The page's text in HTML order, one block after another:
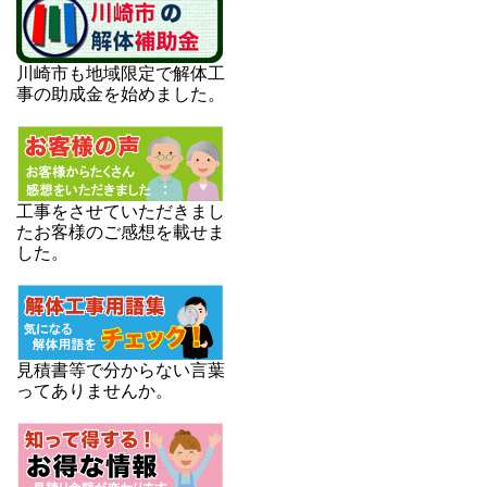
川崎市も地域限定で解体工
事の助成金を始めました。
工事をさせていただきまし
たお客様のご感想を載せま
した。
見積書等で分からない言葉
ってありませんか。